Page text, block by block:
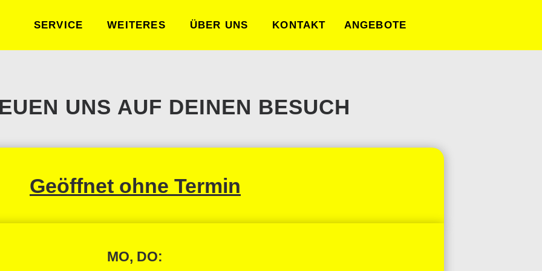
SERVICE WEITERES ÜBER UNS KONTAKT ANGEBOTE
UNS AUF DEINEN BESUCH
Geöffnet ohne Termin
MO, DO: